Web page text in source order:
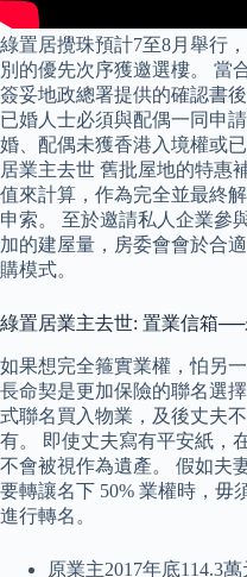
綠置居攪珠預計7至8月舉行
別的優先次序獲邀選樓。 當
簽妥地政總署提供的確認書
已婚人士必須與配偶一同申
婚、配偶未獲香港入境權或
居業主去世 舊批屋地的特惠
值來計算，作為完全並最終
申索。 至於邀請私人企業參
加的建屋量，房委會會於合
購模式。
綠置居業主去世: 置業信箱
如果想完全箍實業權，怕另
長命契是更加保險的聯名選
式聯名買入物業，及後丈夫
有。 即使丈夫寫有平安紙，
不會被視作為遺產。 假如夫
要轉讓名下 50% 業權時，毋
進行轉名。
原業主2017年底114.3